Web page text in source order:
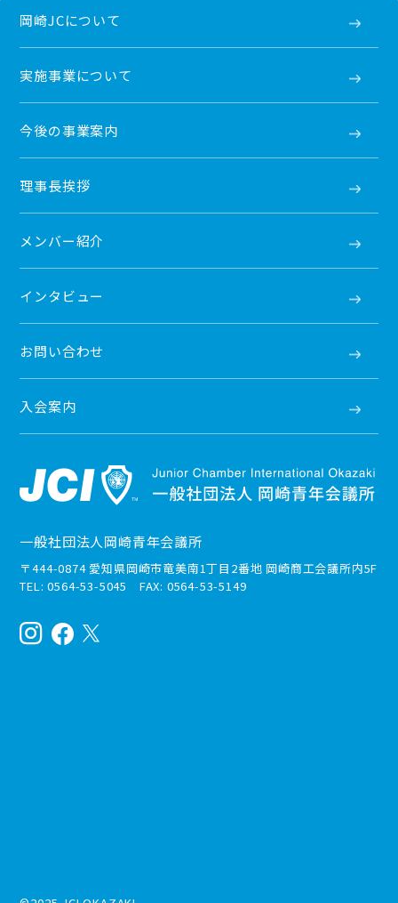
岡崎JCについて
実施事業について
今後の事業案内
理事長挨拶
メンバー紹介
インタビュー
お問い合わせ
入会案内
一般社団法人岡崎青年会議所
〒444-0874 愛知県岡崎市竜美南1丁目2番地 岡崎商工会議所内5F
TEL: 0564-53-5045 FAX: 0564-53-5149